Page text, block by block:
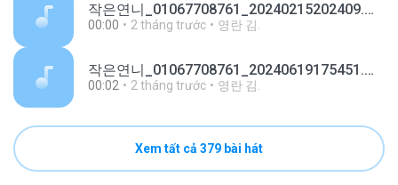
작은연니_01067708761_20240215202409.m4a
00:00 2 tháng trước 영란 김.
작은연니_01067708761_20240619175451.m4a
00:02 2 tháng trước 영란 김.
Xem tất cả 379 bài hát